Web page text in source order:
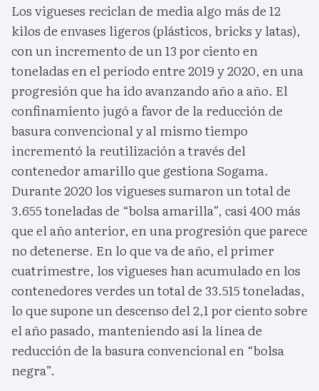
Los vigueses reciclan de media algo más de 12
kilos de envases ligeros (plásticos, bricks y latas),
con un incremento de un 13 por ciento en
toneladas en el período entre 2019 y 2020, en una
progresión que ha ido avanzando año a año. El
confinamiento jugó a favor de la reducción de
basura convencional y al mismo tiempo
incrementó la reutilización a través del
contenedor amarillo que gestiona Sogama.
Durante 2020 los vigueses sumaron un total de
3.655 toneladas de “bolsa amarilla”, casi 400 más
que el año anterior, en una progresión que parece
no detenerse. En lo que va de año, el primer
cuatrimestre, los vigueses han acumulado en los
contenedores verdes un total de 33.515 toneladas,
lo que supone un descenso del 2,1 por ciento sobre
el año pasado, manteniendo así la línea de
reducción de la basura convencional en “bolsa
negra”.